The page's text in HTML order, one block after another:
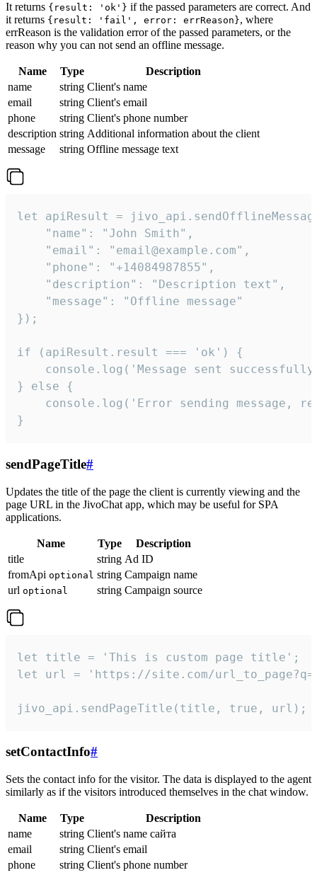
It returns {result: 'ok'} if the passed parameters are correct. And
it returns {result: 'fail', error: errReason}, where
errReason is the validation error of the passed parameters, or the
reason why you can not send an offline message.
Name Type
Description
name
string Client's name
email
string Client's email
phone
string Client's phone number
description string Additional information about the client
message
string Offline message text
let apiResult =
    "name": "John Smith",
    "email": "email@example.com",
    "phone": "+14084987855",
    "description": "Description text",
    "message": "Offline message"
});
if (apiResult.result === 'ok') {
console.log('Message sent
} else {
console.log('Error sending message,
}
sendPageTitle#
Updates the title of the page the client is currently viewing and the
page URL in the JivoChat app, which may be useful for SPA
applications.
Name Type
Description
title
string Ad ID
fromApi optional string Campaign name
url optional string Campaign source
let title = 'This is custom page title';
let url = 'https://site.com/
jivo_api.sendPageTitle(title, true, url);
setContactInfo#
Sets the contact info for the visitor. The data is displayed to the agent
similarly as if the visitors introduced themselves in the chat window.
Name Type
Description
name
string Client's name сайта
email
string Client's email
phone
string Client's phone number